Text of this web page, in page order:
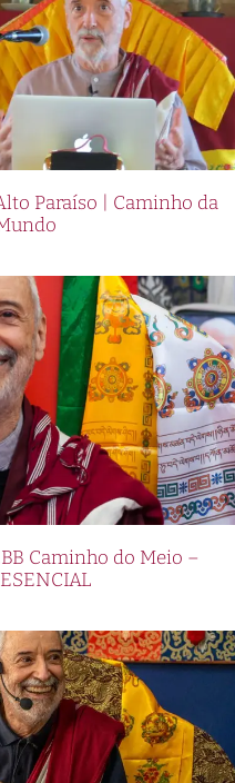
Paraíso | Caminho da
Caminho do Meio –